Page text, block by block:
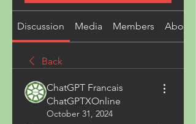
Discussion Media Members About
Back
ChatGPT Francais
ChatGPTXOnline
October 31, 2024